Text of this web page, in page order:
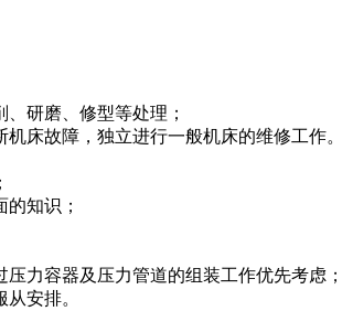
研磨、修型等处理；
床故障，独立进行一般机床的维修工作。
知识；
力容器及压力管道的组装工作优先考虑；
安排。